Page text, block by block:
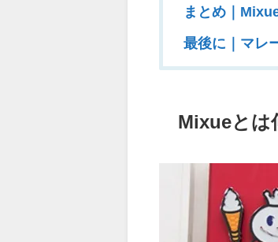
まとめ｜
最後に｜マレ
Mixueとは